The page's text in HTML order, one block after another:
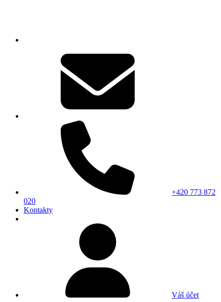
+420 773 872
020
Kontakty
Váš účet